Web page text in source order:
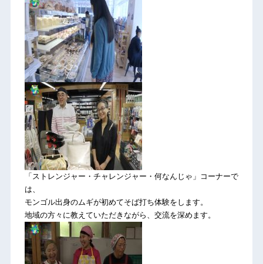
「ストレンジャー・チャレンジャー・何なんじゃ」コーナーで
は、
モンゴル出身のムギが初めてそば打ち体験をします。
地域の方々に教えていただきながら、交流を深めます。